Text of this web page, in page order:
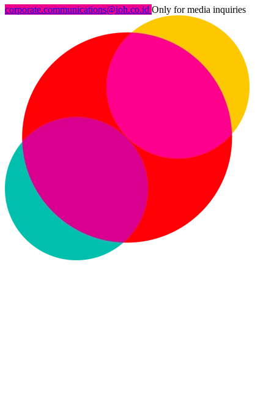
corporate.communications@ioh.co.id Only for media inquiries